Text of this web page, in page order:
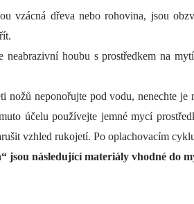
vzácná dřeva nebo rohovina, jsou
houbu s prostředkem na
nožů neponořujte pod vodu, nenechte je
účelu používejte jemné mycí
vzhled rukojetí. Po oplachovacím
jsou následující materiály vhodné do